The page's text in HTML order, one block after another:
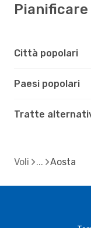
Città popolari
Paesi popolari
Tratte
Voli Aosta